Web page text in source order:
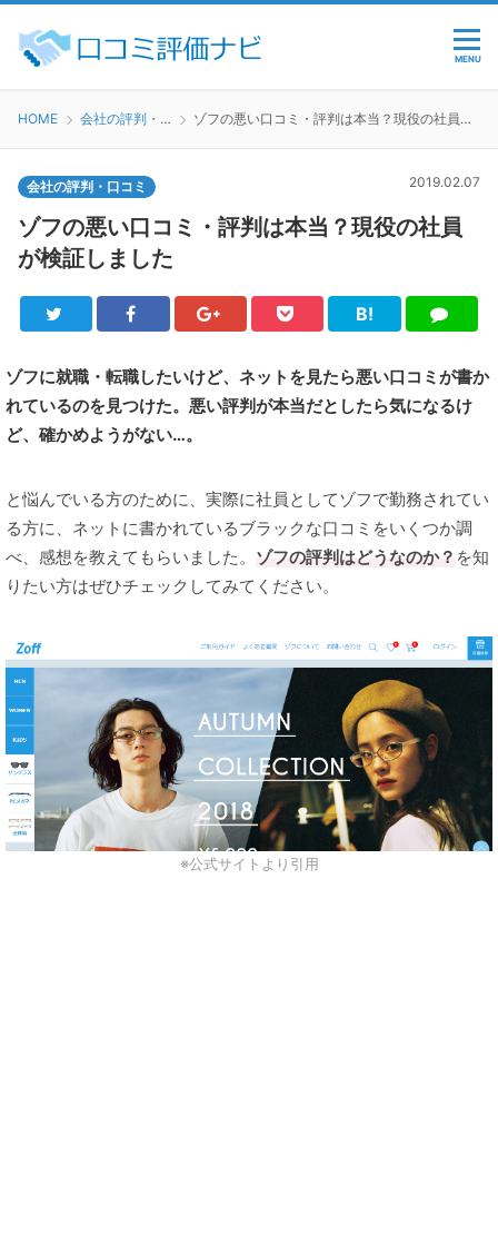
MENU
HOME 会社の評判・口コミ ゾフの悪い口コミ・評判は本当？現役の社員が検証しました
会社の評判・口コミ 2019.02.07
ゾフの悪い口コミ・評判は本当？現役の社員
が検証しました
Twitter FacebookGoogle+Pocket
B!
は
ブ
LINE
ゾフに就職・転職したいけど、ネットを見たら悪い口コミが書か
れているのを見つけた。悪い評判が本当だとしたら気になるけ
ど、確かめようがない…。
と悩んでいる方のために、実際に社員としてゾフで勤務されてい
る方に、ネットに書かれているブラックな口コミをいくつか調
べ、感想を教えてもらいました。 ゾフの評判はどうなのか？ を知
りたい方はぜひチェックしてみてください。
※公式サイトより引用